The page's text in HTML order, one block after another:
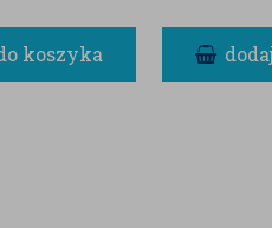
koszyka